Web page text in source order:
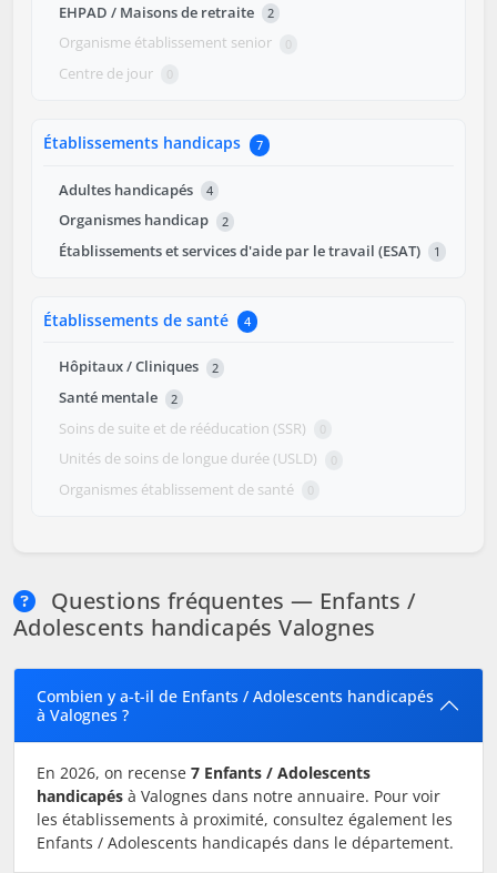
EHPAD / Maisons de retraite 2
Organisme établissement senior 0
Centre de jour 0
Établissements handicaps 7
Adultes handicapés 4
Organismes handicap 2
Établissements et services d'aide par le travail (ESAT) 1
Établissements de santé 4
Hôpitaux / Cliniques 2
Santé mentale 2
Soins de suite et de rééducation (SSR) 0
Unités de soins de longue durée (USLD) 0
Organismes établissement de santé 0
Questions fréquentes — Enfants /
Adolescents handicapés Valognes
Combien y a-t-il de Enfants / Adolescents handicapés
à Valognes ?
En 2026, on recense 7 Enfants / Adolescents
handicapés à Valognes dans notre annuaire. Pour voir
les établissements à proximité, consultez également les
Enfants / Adolescents handicapés dans le département.